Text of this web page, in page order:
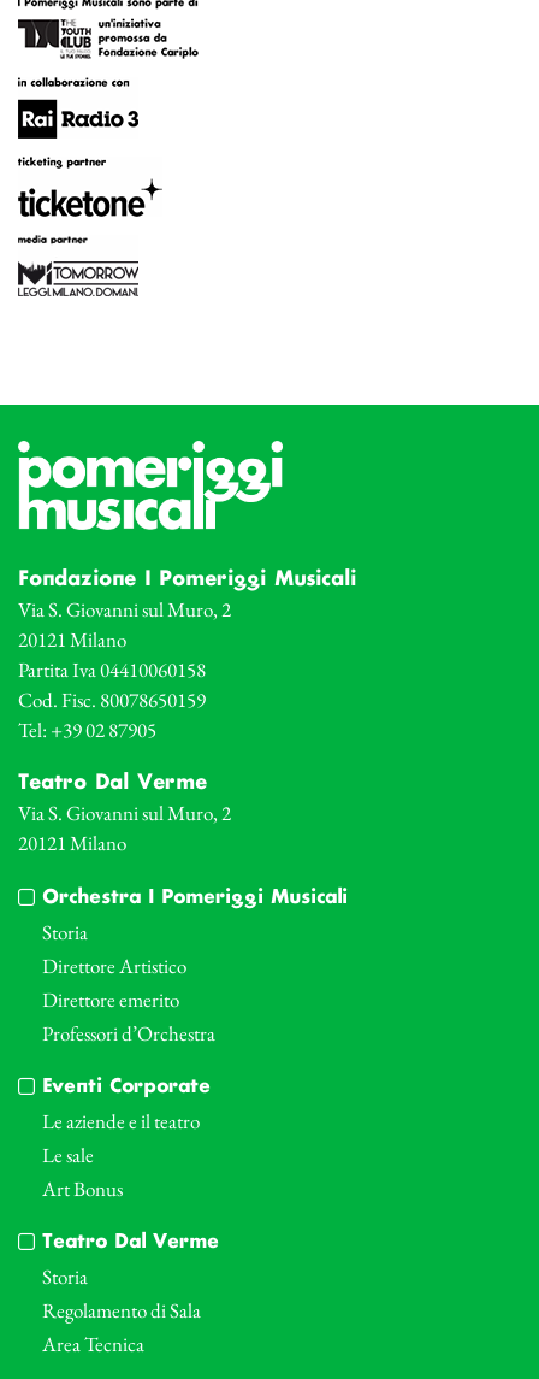
Fondazione I Pomeriggi Musicali
Via S. Giovanni sul Muro, 2
20121 Milano
Partita Iva 04410060158
Cod. Fisc. 80078650159
Tel: +39 02 87905
Teatro Dal Verme
Via S. Giovanni sul Muro, 2
20121 Milano
Orchestra I Pomeriggi Musicali
Storia
Direttore Artistico
Direttore emerito
Professori d’Orchestra
Eventi Corporate
Le aziende e il teatro
Le sale
Art Bonus
Teatro Dal Verme
Storia
Regolamento di Sala
Area Tecnica